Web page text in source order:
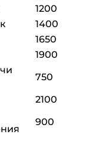
1200
1400
1650
1900
750
2100
900